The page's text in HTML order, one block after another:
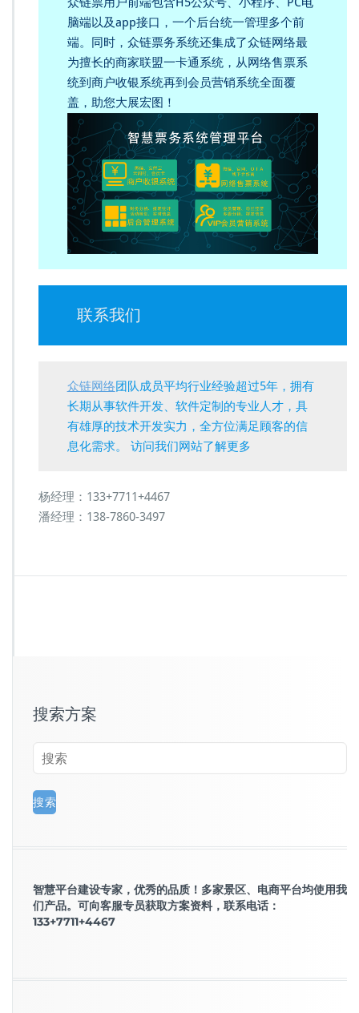
脑端以及app接口，一个后台统一管理多个前
端。同时，众链票务系统还集成了众链网络最
为擅长的商家联盟一卡通系统，从网络售票系
统到商户收银系统再到会员营销系统全面覆
盖，助您大展宏图！
联系我们
众链网络团队成员平均行业经验超过5年，拥有
长期从事软件开发、软件定制的专业人才，具
有雄厚的技术开发实力，全方位满足顾客的信
息化需求。 访问我们网站了解更多
杨经理：133+7711+4467
潘经理：138-7860-3497
搜索方案
智慧平台建设专家，优秀的品质！多家景区、电商平台均使用我
们产品。可向客服专员获取方案资料，联系电话：
133+7711+4467